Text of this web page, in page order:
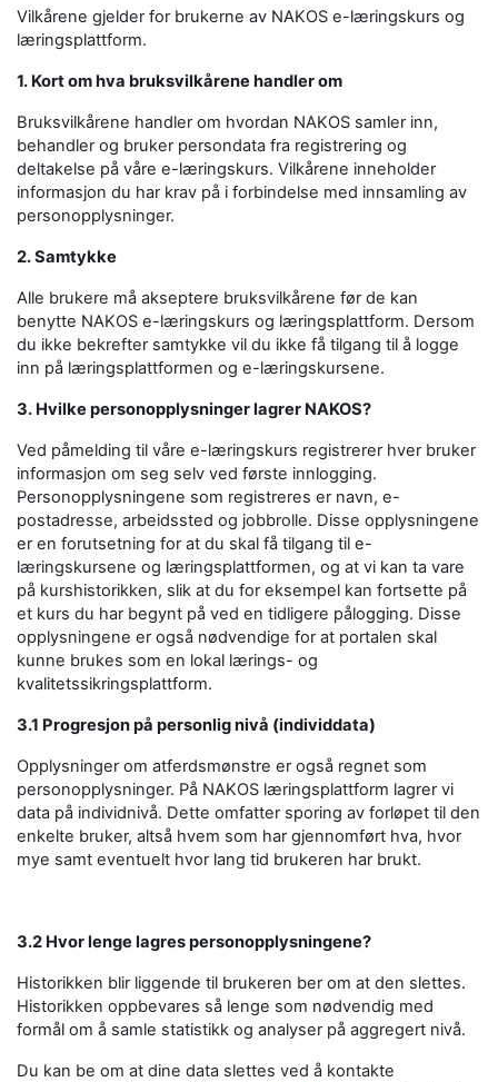
Vilkårene gjelder for brukerne av NAKOS e-læringskurs og
læringsplattform.
1. Kort om hva bruksvilkårene handler om
Bruksvilkårene handler om hvordan NAKOS samler inn,
behandler og bruker persondata fra registrering og
deltakelse på våre e-læringskurs. Vilkårene inneholder
informasjon du har krav på i forbindelse med innsamling av
personopplysninger.
2. Samtykke
Alle brukere må akseptere bruksvilkårene før de kan
benytte NAKOS e-læringskurs og læringsplattform. Dersom
du ikke bekrefter samtykke vil du ikke få tilgang til å logge
inn på læringsplattformen og e-læringskursene.
3. Hvilke personopplysninger lagrer NAKOS?
Ved påmelding til våre e-læringskurs registrerer hver bruker
informasjon om seg selv ved første innlogging.
Personopplysningene som registreres er navn, e-
postadresse, arbeidssted og jobbrolle. Disse opplysningene
er en forutsetning for at du skal få tilgang til e-
læringskursene og læringsplattformen, og at vi kan ta vare
på kurshistorikken, slik at du for eksempel kan fortsette på
et kurs du har begynt på ved en tidligere pålogging. Disse
opplysningene er også nødvendige for at portalen skal
kunne brukes som en lokal lærings- og
kvalitetssikringsplattform.
3.1 Progresjon på personlig nivå (individdata)
Opplysninger om atferdsmønstre er også regnet som
personopplysninger. På NAKOS læringsplattform lagrer vi
data på individnivå. Dette omfatter sporing av forløpet til den
enkelte bruker, altså hvem som har gjennomført hva, hvor
mye samt eventuelt hvor lang tid brukeren har brukt.
3.2 Hvor lenge lagres personopplysningene?
Historikken blir liggende til brukeren ber om at den slettes.
Historikken oppbevares så lenge som nødvendig med
formål om å samle statistikk og analyser på aggregert nivå.
Du kan be om at dine data slettes ved å kontakte